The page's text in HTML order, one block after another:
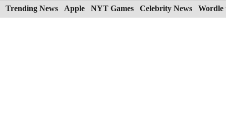
Skip
to
Trending News Apple NYT Games Celebrity News Wordle